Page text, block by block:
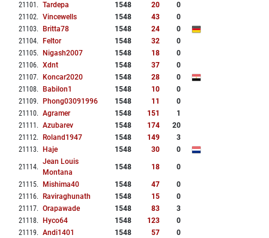
21101 . Tardepa 1548 20
0
21102. Vincewells 1548 43
0
21103. Britta78 1548 24
0
21104. Feltor 1548 32
0
21105. Nigash2007 1548 18
0
21106. Xdnt 1548 37
0
21107. Koncar2020 1548 28
0
21108. Babilon1 1548 10
0
21109. Phong03091996 1548 11
0
21110. Agramer 1548 151
1
21111 . Azubarev 1548 174
20
21112. Roland1947 1548 149
3
21113. Haje 1548 30 0
21114.
Jean Louis
Montana
1548 18 0
21115. Mishima40 1548 47
0
21116. Raviraghunath 1548 15
0
21117. Orapawade 1548 83
3
21118. Hyco64 1548 123
0
21119. Andi1401 1548 57
0